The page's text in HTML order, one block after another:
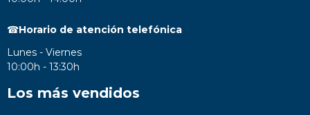
☎Horario de atención telefónica
Lunes - Viernes
10:00h - 13:30h
Los más vendidos